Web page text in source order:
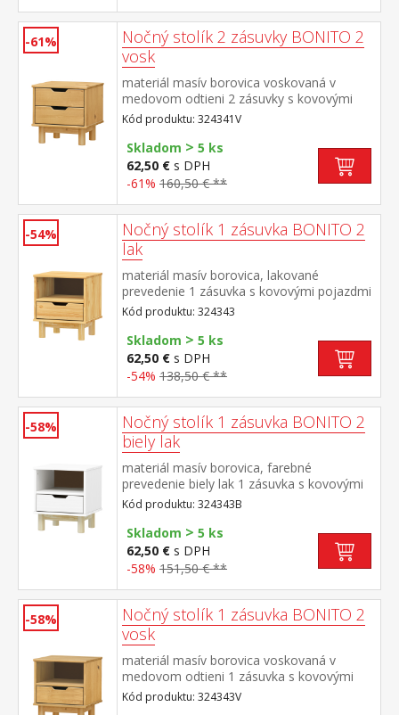
-61%
Nočný stolík 2 zásuvky BONITO 2
vosk
materiál masív borovica voskovaná v
medovom odtieni 2 zásuvky s kovovými
pojazdmi
Kód produktu: 324341V
Skladom > 5 ks
62,50 € s DPH
-61% 160,50 € **
-54%
Nočný stolík 1 zásuvka BONITO 2
lak
materiál masív borovica, lakované
prevedenie 1 zásuvka s kovovými pojazdmi
Kód produktu: 324343
Skladom > 5 ks
62,50 € s DPH
-54% 138,50 € **
-58%
Nočný stolík 1 zásuvka BONITO 2
biely lak
materiál masív borovica, farebné
prevedenie biely lak 1 zásuvka s kovovými
pojazdmi
Kód produktu: 324343B
Skladom > 5 ks
62,50 € s DPH
-58% 151,50 € **
-58%
Nočný stolík 1 zásuvka BONITO 2
vosk
materiál masív borovica voskovaná v
medovom odtieni 1 zásuvka s kovovými
pojazdmi
Kód produktu: 324343V